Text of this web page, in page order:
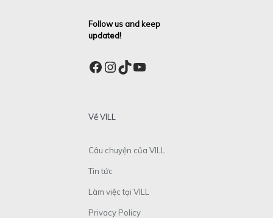
Follow us and keep
updated!
Facebook
Instagram
TikTok
YouTube
Về VILL
Câu chuyện của VILL
Tin tức
Làm việc tại VILL
Privacy Policy